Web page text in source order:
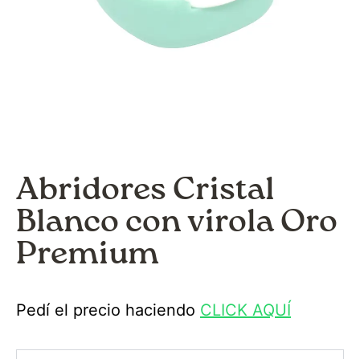
Abridores Cristal
Blanco con virola Oro
Premium
Pedí el precio haciendo CLICK AQUÍ